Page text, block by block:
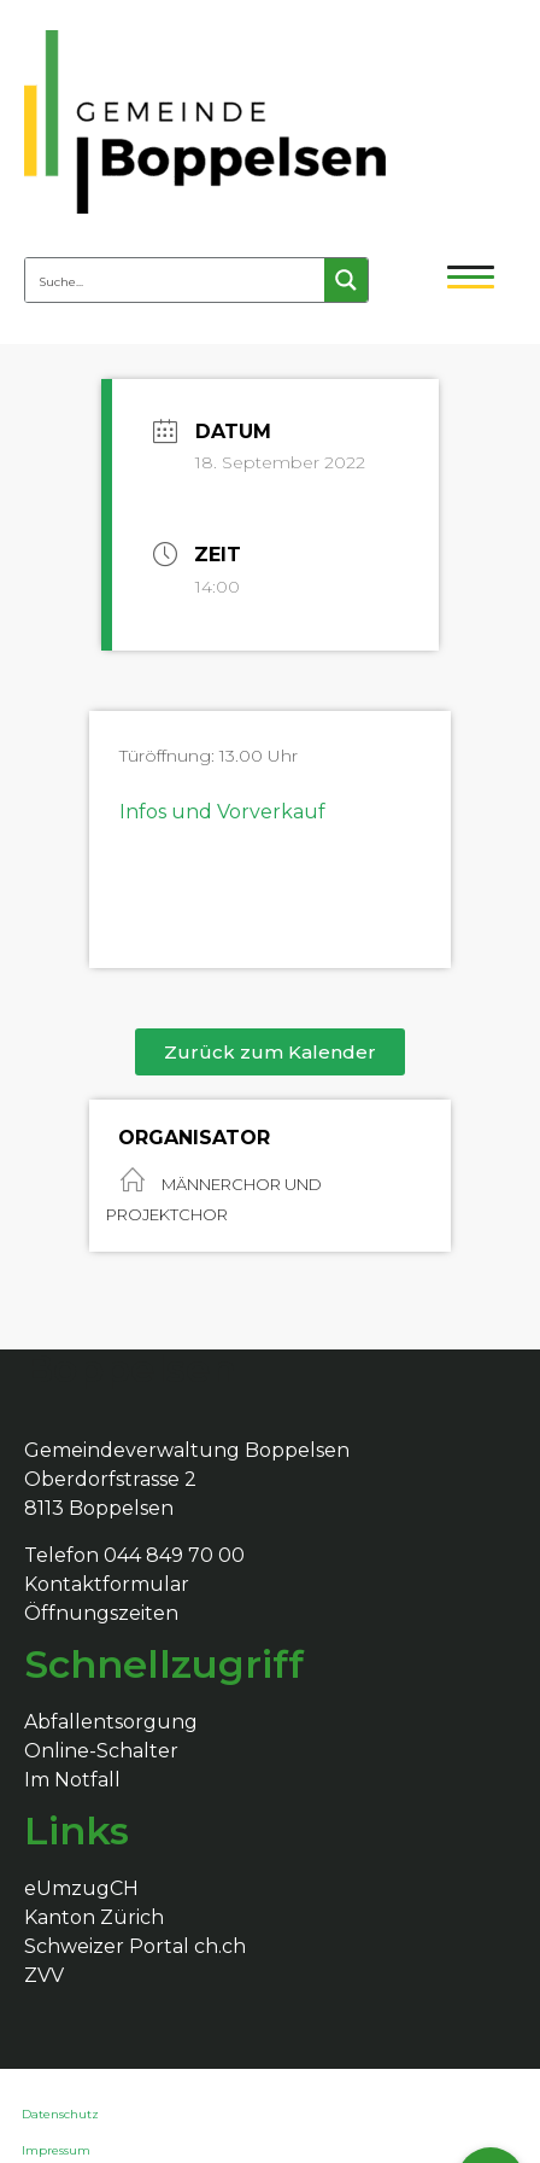
18. September 2022
ZEIT
14:00
Türöff­nung: 13.00 Uhr
Infos und Vorverkauf
Zurück zum Kalender
ORGANISATOR
MÄNNERCHOR UND
PROJEKTCHOR
Gemeindeverwaltung Boppelsen
Oberdorfstrasse 2
8113 Boppelsen
Telefon 044 849 70 00
Kontaktformular
Öffnungszeiten
Schnellzugriff
Abfallentsorgung
Online-Schalter
Im Notfall
Links
eUmzugCH
Kanton Zürich
Schweizer Portal ch.ch
ZVV
Datenschutz
Impressum